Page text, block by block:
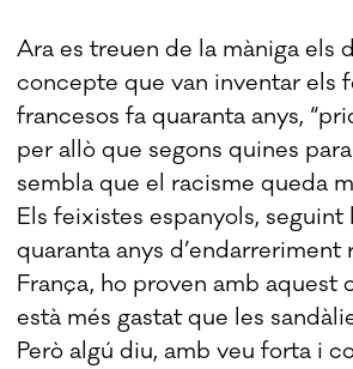
Ara es treuen de la màniga els
concepte que van inventar els
francesos fa quaranta anys,
per allò que segons quines
sembla que el racisme queda
Els feixistes espanyols,
quaranta anys d’endarreriment
França, ho proven amb aquest
està més gastat que les
Però algú diu, amb veu forta i